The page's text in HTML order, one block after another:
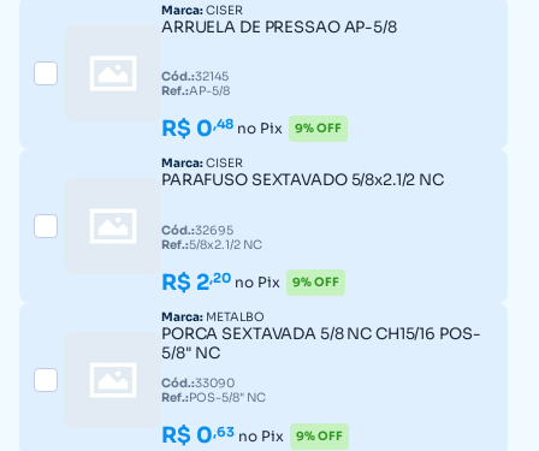
Marca:CISER
ARRUELA DE PRESSAO AP-5/8
Cód.:32145
Ref.:AP-5/8
R$ 0,48 no Pix 9% OFF
Marca:CISER
PARAFUSO SEXTAVADO 5/8x2.1/2 NC
Cód.:32695
Ref.:5/8x2.1/2 NC
R$ 2,20 no Pix 9% OFF
Marca: METALBO
PORCA SEXTAVADA 5/8 NC CH15/16 POS-
5/8" NC
Cód.:33090
Ref.:POS-5/8" NC
R$ 0,63 no Pix 9% OFF